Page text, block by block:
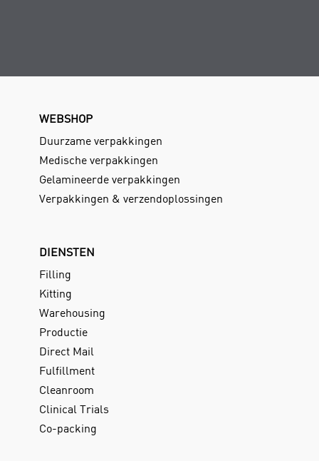
WEBSHOP
Duurzame verpakkingen
Medische verpakkingen
Gelamineerde verpakkingen
Verpakkingen & verzendoplossingen
DIENSTEN
Filling
Kitting
Warehousing
Productie
Direct Mail
Fulfillment
Cleanroom
Clinical Trials
Co-packing